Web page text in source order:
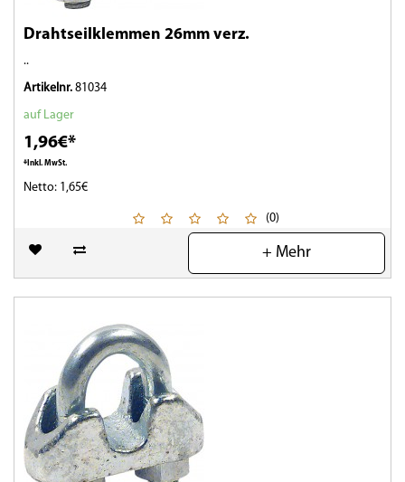
Drahtseilklemmen 26mm verz.
..
Artikelnr. 81034
auf Lager
1,96€*
*Inkl. MwSt.
Netto: 1,65€
(0)
+ Mehr